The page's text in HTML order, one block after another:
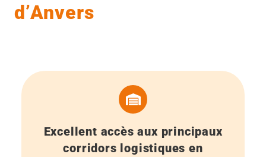
d’Anvers
Excellent accès aux principaux
corridors logistiques en